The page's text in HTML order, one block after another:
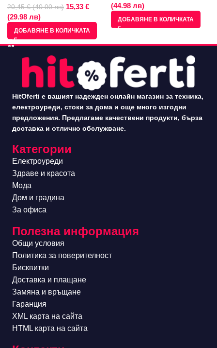
20,45 € (40.00 лв) 15,33 €
(29.98 лв)
ДОБАВЯНЕ В КОЛИЧКАТА
(44.98 лв)
ДОБАВЯНЕ В КОЛИЧКАТА
HitOferti е вашият надежден онлайн магазин за техника,
електроуреди, стоки за дома и още много изгодни
предложения. Предлагаме качествени продукти, бърза
доставка и отлично обслужване.
Категории
Електроуреди
Здраве и красота
Мода
Дом и градина
За офиса
Полезна информация
Общи условия
Политика за поверителност
Бисквитки
Доставка и плащане
Замяна и връщане
Гаранция
XML карта на сайта
HTML карта на сайта